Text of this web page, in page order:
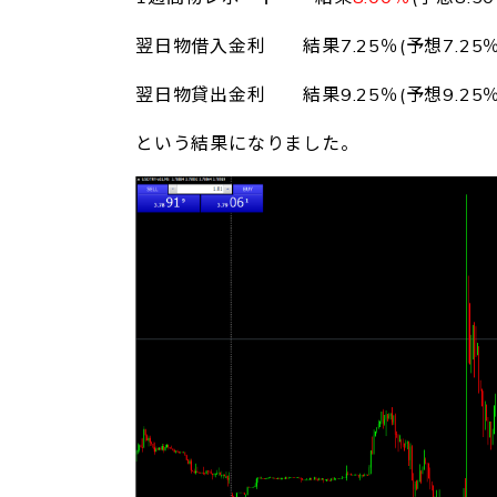
翌日物借入金利 結果7.25％(予想7.25
翌日物貸出金利 結果9.25％(予想9.25
という結果になりました。